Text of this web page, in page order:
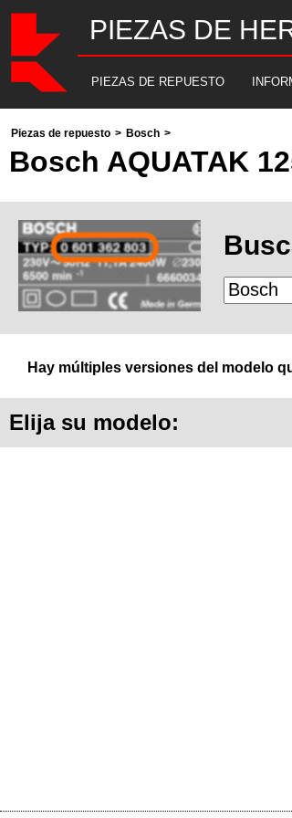
PIEZAS DE
PIEZAS DE REPUESTO
Piezas de repuesto > Bosch >
Bosch AQUATAK
Hay múltiples versiones del modelo
Elija su modelo: